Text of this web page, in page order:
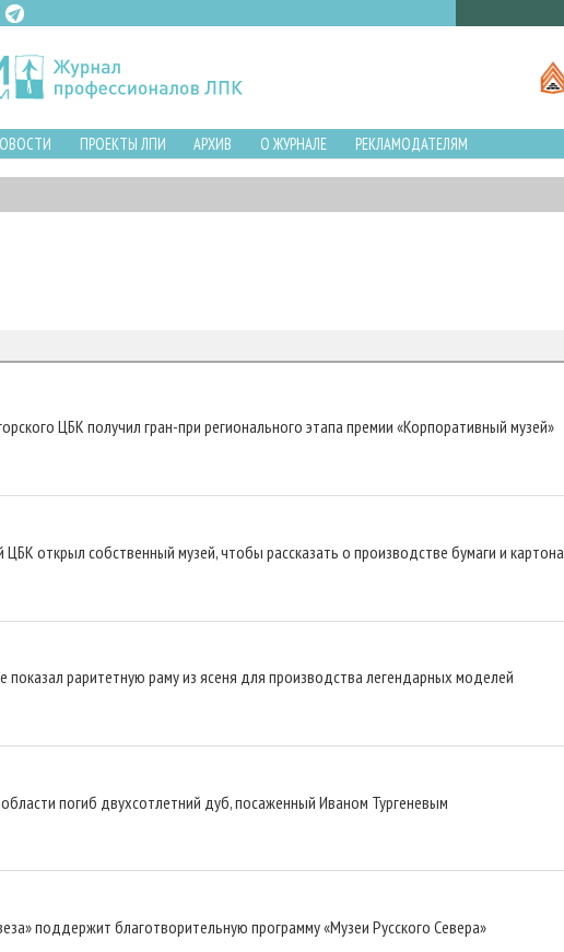
ПРОЕКТЫ ЛПИ АРХИВ О ЖУРНАЛЕ РЕКЛАМОДАТЕЛЯМ
ЦБК получил гран-при регионального этапа премии «Корпоративный музей»
ЦБК открыл собственный музей, чтобы рассказать о производстве бумаги и картона
показал раритетную раму из ясеня для производства легендарных моделей
погиб двухсотлетний дуб, посаженный Иваном Тургеневым
поддержит благотворительную программу «Музеи Русского Севера»